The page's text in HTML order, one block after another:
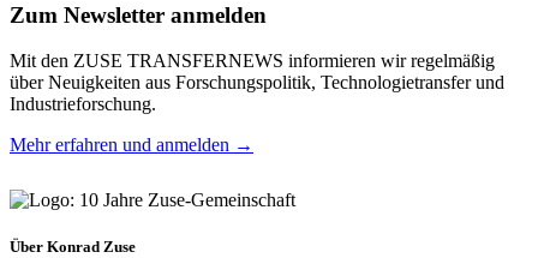
Zum Newsletter anmelden
Mit den ZUSE TRANSFERNEWS informieren wir regelmäßig
über Neuigkeiten aus Forschungspolitik, Technologietransfer und
Industrieforschung.
Mehr erfahren und anmelden →
Über Konrad Zuse